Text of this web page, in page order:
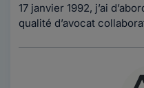
17 janvier 1992, j’ai
qualité d’avocat